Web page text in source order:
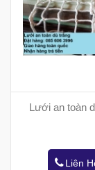
Lưới an toàn
Liên